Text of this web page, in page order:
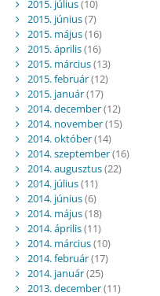
2015. július(10)
2015. június(7)
2015. május(16)
2015. április(16)
2015. március(13)
2015. február(12)
2015. január(17)
2014. december(12)
2014. november(15)
2014. október(14)
2014. szeptember(16)
2014. augusztus(22)
2014. július(11)
2014. június(6)
2014. május(18)
2014. április(11)
2014. március(10)
2014. február(17)
2014. január(25)
2013. december(11)